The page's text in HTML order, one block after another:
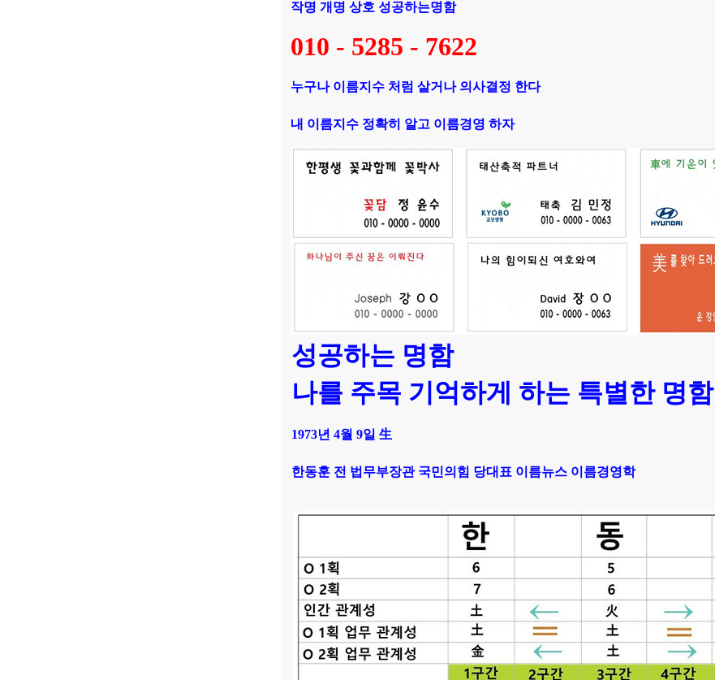
작명 개명 상호 성공하는명함
010 - 5285 - 7622
누구나 이름지수 처럼 살거나 의사결정 한다
내 이름지수 정확히 알고 이름경영 하자
성공하는 명함
나를 주목 기억하게 하는 특별한 명함
1973년 4월 9일 生
한동훈 전 법무부장관 국민의힘 당대표 이름뉴스 이름경영학